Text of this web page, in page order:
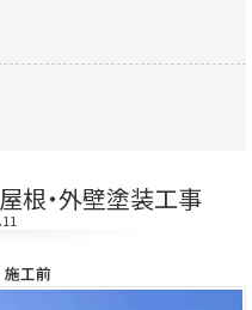
根・外壁塗装工事